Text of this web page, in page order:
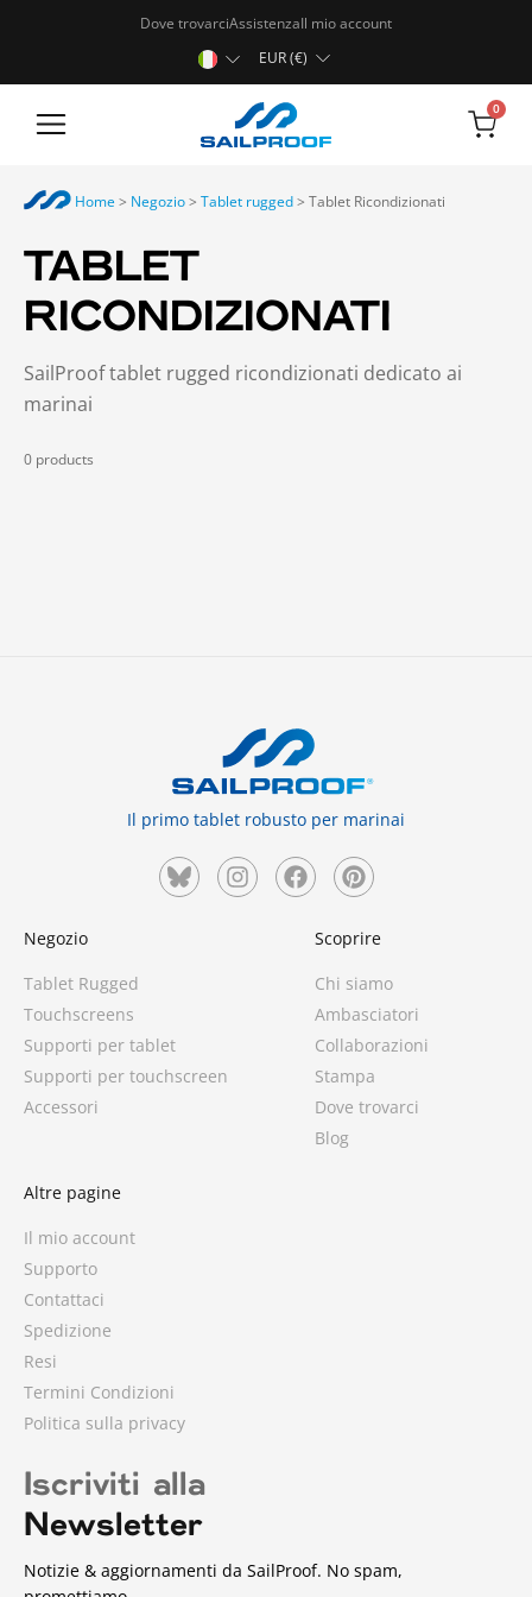
EUR (€)
Dove trovarciAssistenzaIl mio account
0
Home > Negozio> Tablet rugged> Tablet Ricondizionati
TABLET
RICONDIZIONATI
SailProof tablet rugged ricondizionati dedicato ai
marinai
0 products
Il primo tablet robusto per marinai
Negozio
Tablet Rugged
Touchscreens
Supporti per tablet
Supporti per touchscreen
Accessori
Scoprire
Chi siamo
Ambasciatori
Collaborazioni
Stampa
Dove trovarci
Blog
Altre pagine
Il mio account
Supporto
Contattaci
Spedizione
Resi
Termini Condizioni
Politica sulla privacy
Iscriviti alla
Newsletter
Notizie & aggiornamenti da SailProof. No spam,